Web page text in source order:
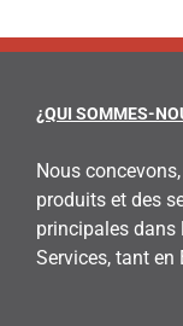
¿QUI SOMMES-
Nous
produits et des
principales dans
Services, tant en